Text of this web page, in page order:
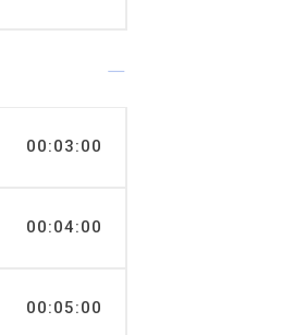
00:03:00
00:04:00
00:05:00